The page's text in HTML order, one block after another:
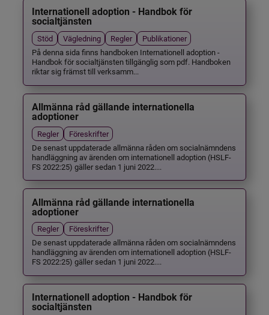
Internationell adoption - Handbok för
socialtjänsten
Stöd Vägledning Regler
Publikationer
På denna sida finns handboken Internationell adoption -
Handbok för socialtjänsten tillgänglig som pdf. Handboken
riktar sig främst till verksamm...
Allmänna råd gällande internationella
adoptioner
Regler
Föreskrifter
De senast uppdaterade allmänna råden om socialnämndens
handläggning av ärenden om internationell adoption (HSLF-
FS 2022:25) gäller sedan 1 juni 2022....
Allmänna råd gällande internationella
adoptioner
Regler
Föreskrifter
De senast uppdaterade allmänna råden om socialnämndens
handläggning av ärenden om internationell adoption (HSLF-
FS 2022:25) gäller sedan 1 juni 2022....
Internationell adoption - Handbok för
socialtjänsten